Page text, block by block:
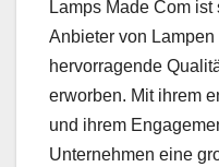
Lamps Made Com
Anbieter von
hervorragende
erworben. Mit ihrem
und ihrem
Unternehmen eine